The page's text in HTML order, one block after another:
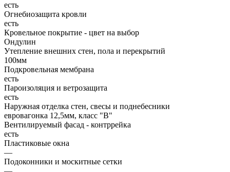
есть
Огнебиозащита кровли
есть
Кровельное покрытие - цвет на выбор
Ондулин
Утепление внешних стен, пола и перекрытий
100мм
Подкровельная мембрана
есть
Пароизоляция и ветрозащита
есть
Наружная отделка стен, свесы и поднебесники
евровагонка 12,5мм, класс "В"
Вентилируемый фасад - контррейка
есть
Пластиковые окна
—
Подоконники и москитные сетки